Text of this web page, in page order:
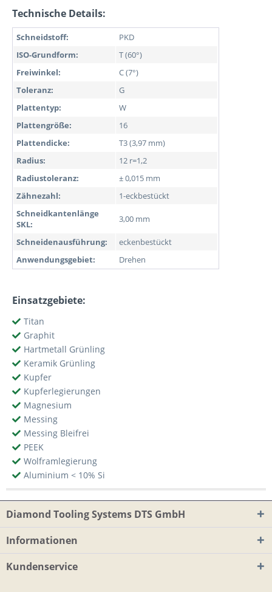
Technische Details:
Schneidstoff:
PKD
ISO-Grundform:
T (60°)
Freiwinkel:
C (7°)
Toleranz:
G
Plattentyp:
W
Plattengröße:
16
Plattendicke:
T3 (3,97 mm)
Radius:
12 r=1,2
Radiustoleranz:
± 0,015 mm
Zähnezahl:
1-eckbestückt
Schneidkantenlänge
SKL:
3,00 mm
Schneidenausführung:
eckenbestückt
Anwendungsgebiet:
Drehen
Einsatzgebiete:
Titan
Graphit
Hartmetall Grünling
Keramik Grünling
Kupfer
Kupferlegierungen
Magnesium
Messing
Messing Bleifrei
PEEK
Wolframlegierung
Aluminium < 10% Si
Diamond Tooling Systems DTS GmbH
Informationen
Kundenservice